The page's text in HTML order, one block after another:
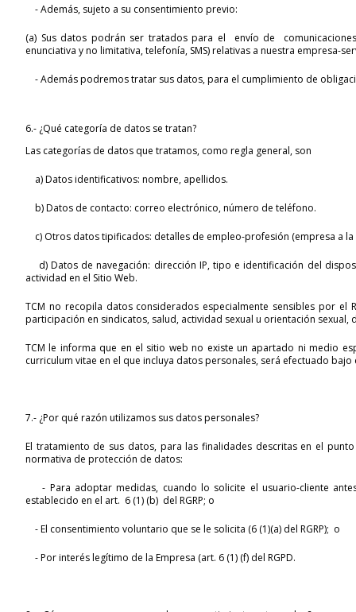
- Además, sujeto a su consentimiento previo:
(a) Sus datos podrán ser tratados para el envío de
enunciativa y no limitativa, telefonía, SMS) relativas a nuestra empresa-
- Además podremos tratar sus datos, para el cumplimiento de
6.- ¿Qué categoría de datos se tratan?
Las categorías de datos que tratamos, como regla general, son
a) Datos identificativos: nombre, apellidos.
b) Datos de contacto: correo electrónico, número de teléfono.
c) Otros datos tipificados: detalles de empleo-profesión (empresa a la
d) Datos de navegación: dirección IP, tipo e identificación del
actividad en el Sitio Web.
TCM no recopila datos considerados especialmente sensibles por
participación en sindicatos, salud, actividad sexual u orientación
TCM le informa que en el sitio web no existe un apartado ni medio
curriculum vitae en el que incluya datos personales, será efectuado
7.- ¿Por qué razón utilizamos sus datos personales?
El tratamiento de sus datos, para las finalidades descritas en el
normativa de protección de datos:
- Para adoptar medidas, cuando lo solicite el usuario-cliente
establecido en el art. 6 (1) (b) del RGRP; o
- El consentimiento voluntario que se le solicita (6 (1)(a) del RGRP); o
- Por interés legítimo de la Empresa (art. 6 (1) (f) del RGPD.